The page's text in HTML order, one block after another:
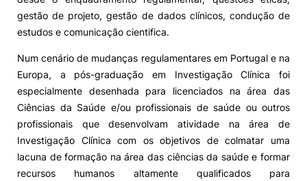
gestão de projeto, gestão de dados clínicos, condução de
estudos e comunicação cientifica.
Num cenário de mudanças regulamentares em Portugal e na
Europa, a pós-graduação em Investigação Clínica foi
especialmente desenhada para licenciados na área das
Ciências da Saúde e/ou profissionais de saúde ou outros
profissionais que desenvolvam atividade na área de
Investigação Clínica com os objetivos de colmatar uma
lacuna de formação na área das ciências da saúde e formar
recursos humanos altamente qualificados para